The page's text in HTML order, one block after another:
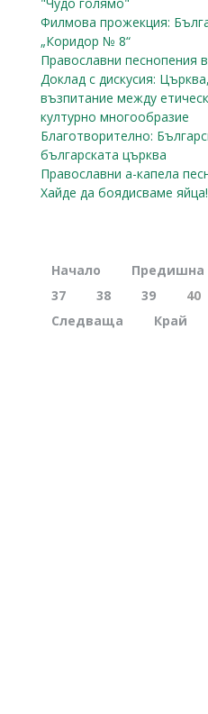
"Чудо голямо"
Филмова прожекция:
„Коридор № 8“
Православни песнопения
Доклад с дискусия:
възпитание между
културно многообразие
Благотворително:
българската църква
Православни а-капела
Хайде да боядисваме яйца!
Начало Предишна
37
38 39 40
Следваща
Край